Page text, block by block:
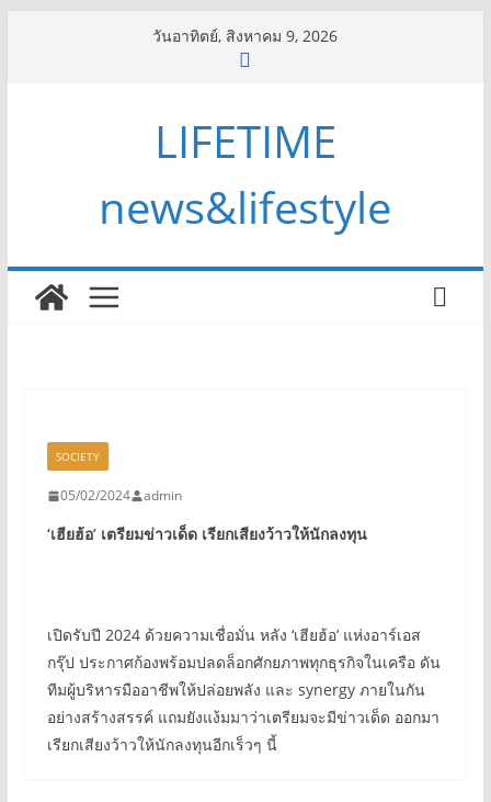
วันอาทิตย์, สิงหาคม 9, 2026
LIFETIME
news&lifestyle
SOCIETY
05/02/2024 admin
‘เฮียฮ้อ’ เตรียมข่าวเด็ด เรียกเสียงว้าวให้นักลงทุน
เปิดรับปี 2024 ด้วยความเชื่อมั่น หลัง ‘เฮียฮ้อ’ แห่งอาร์เอส
กรุ๊ป ประกาศก้องพร้อมปลดล็อกศักยภาพทุกธุรกิจในเครือ ดัน
ทีมผู้บริหารมืออาชีพให้ปล่อยพลัง และ synergy ภายในกัน
อย่างสร้างสรรค์ แถมยังแง้มมาว่าเตรียมจะมีข่าวเด็ด ออกมา
เรียกเสียงว้าวให้นักลงทุนอีกเร็วๆ นี้